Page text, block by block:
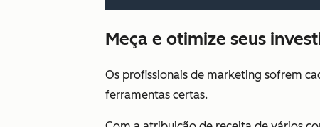
Meça e otimize seus
Os profissionais de marketing sofrem
ferramentas certas.